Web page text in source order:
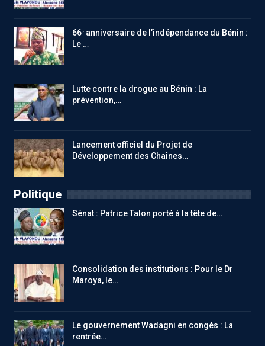
66ᵉ anniversaire de l’indépendance du Bénin :
Le …
Lutte contre la drogue au Bénin : La
prévention,…
Lancement officiel du Projet de
Développement des Chaînes…
Politique
Sénat : Patrice Talon porté à la tête de…
Consolidation des institutions : Pour le Dr
Maroya, le…
Le gouvernement Wadagni en congés : La
rentrée…